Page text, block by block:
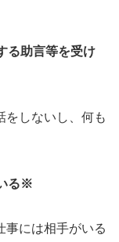
る助言等を受け
ないし、何も
る※
は相手がいる